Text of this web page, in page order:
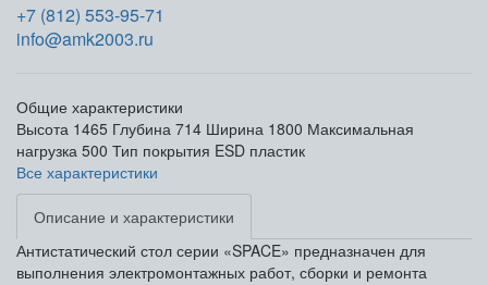
+7 (812) 553-95-71
info@amk2003.ru
Общие характеристики
Высота 1465 Глубина 714 Ширина 1800 Максимальная
нагрузка 500 Тип покрытия ESD пластик
Все характеристики
Описание и характеристики
Антистатический стол серии «SPACE» предназначен для
выполнения электромонтажных работ, сборки и ремонта